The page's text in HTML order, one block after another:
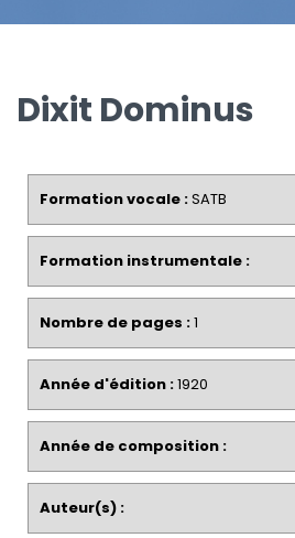
Dixit Dominus
Formation vocale :SATB
Formation instrumentale :
Nombre de pages :1
Année d'édition :1920
Année de composition :
Auteur(s) :